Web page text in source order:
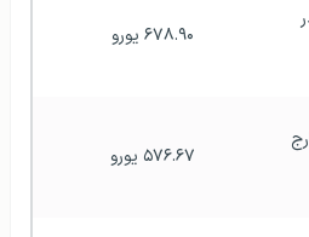
۶۷۸.۹۰ یورو
۵۷۶.۶۷ یورو